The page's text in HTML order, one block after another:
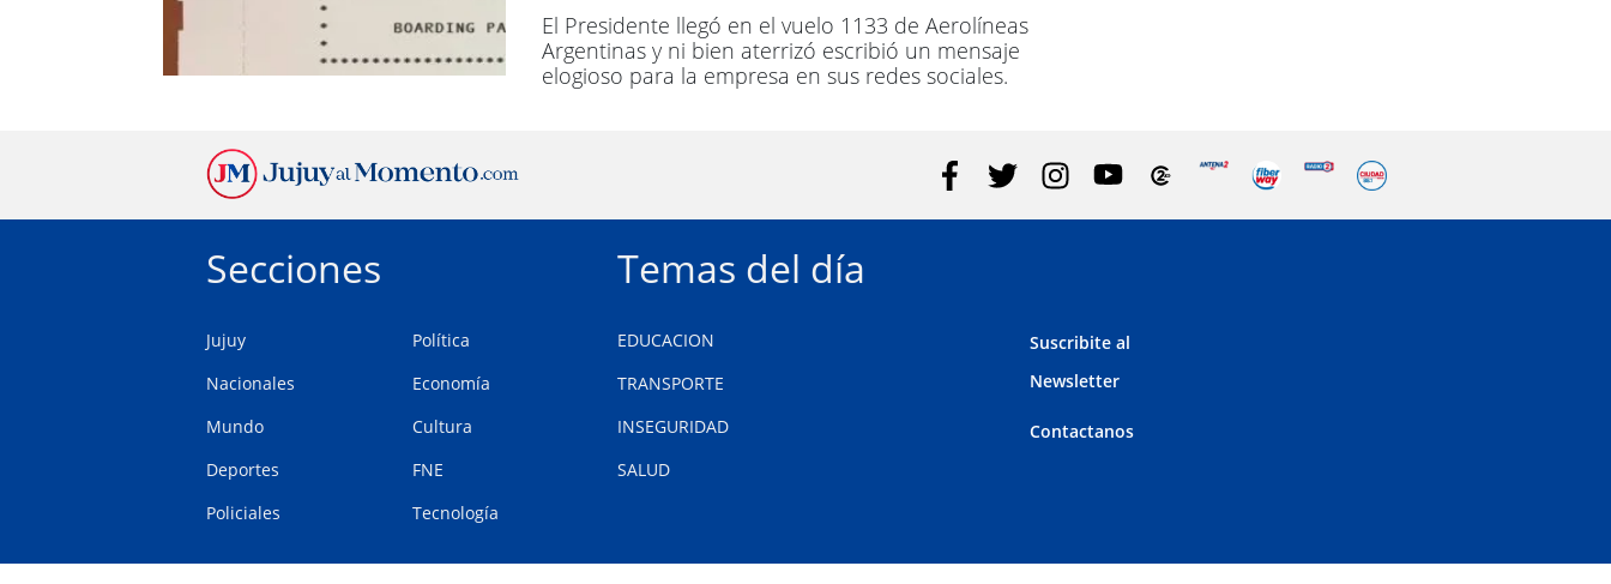
El Presidente llegó en el vuelo 1133 de Aerolíneas
Argentinas y ni bien aterrizó escribió un mensaje
elogioso para la empresa en sus redes sociales.
Secciones
Jujuy
Nacionales
Mundo
Deportes
Policiales
Política
Economía
Cultura
FNE
Tecnología
Temas del día
EDUCACION
TRANSPORTE
INSEGURIDAD
SALUD
Suscribite al
Newsletter
Contactanos